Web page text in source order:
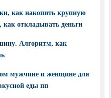
как накопить крупную
откладывать деньги
Алгоритм, как
мужчине и женщине для
еды пп